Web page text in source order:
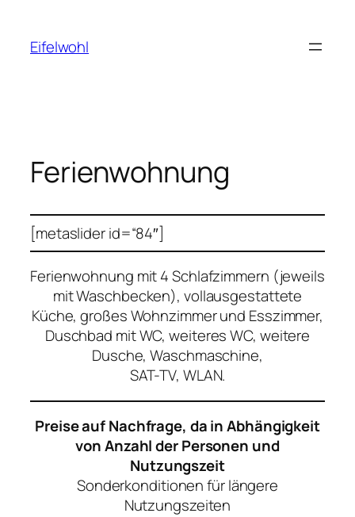
springen
Eifelwohl
Ferienwohnung
[metaslider id=“84″]
Ferienwohnung mit 4 Schlafzimmern (jeweils
mit Waschbecken), vollausgestattete
Küche, großes Wohnzimmer und Esszimmer,
Duschbad mit WC, weiteres WC, weitere
Dusche, Waschmaschine,
SAT-TV, WLAN.
Preise auf Nachfrage, da in Abhängigkeit
von Anzahl der Personen und
Nutzungszeit
Sonderkonditionen für längere
Nutzungszeiten